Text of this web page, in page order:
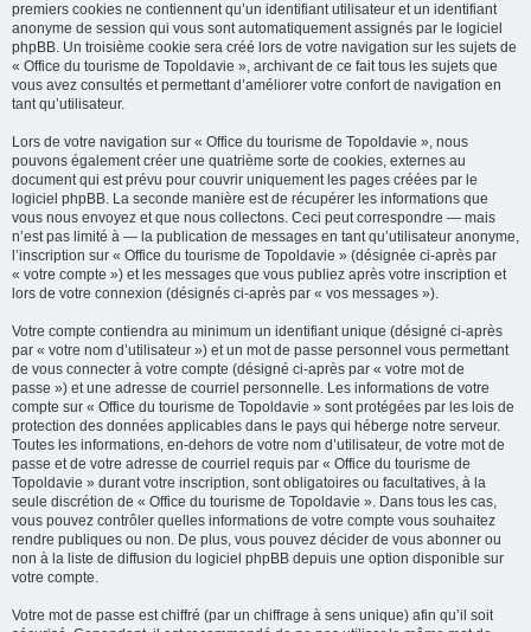
premiers cookies ne contiennent qu’un identifiant utilisateur et un identifiant
anonyme de session qui vous sont automatiquement assignés par le logiciel
phpBB. Un troisième cookie sera créé lors de votre navigation sur les sujets de
« Office du tourisme de Topoldavie », archivant de ce fait tous les sujets que
vous avez consultés et permettant d’améliorer votre confort de navigation en
tant qu’utilisateur.
Lors de votre navigation sur « Office du tourisme de Topoldavie », nous
pouvons également créer une quatrième sorte de cookies, externes au
document qui est prévu pour couvrir uniquement les pages créées par le
logiciel phpBB. La seconde manière est de récupérer les informations que
vous nous envoyez et que nous collectons. Ceci peut correspondre — mais
n’est pas limité à — la publication de messages en tant qu’utilisateur anonyme,
l’inscription sur « Office du tourisme de Topoldavie » (désignée ci-après par
« votre compte ») et les messages que vous publiez après votre inscription et
lors de votre connexion (désignés ci-après par « vos messages »).
Votre compte contiendra au minimum un identifiant unique (désigné ci-après
par « votre nom d’utilisateur ») et un mot de passe personnel vous permettant
de vous connecter à votre compte (désigné ci-après par « votre mot de
passe ») et une adresse de courriel personnelle. Les informations de votre
compte sur « Office du tourisme de Topoldavie » sont protégées par les lois de
protection des données applicables dans le pays qui héberge notre serveur.
Toutes les informations, en-dehors de votre nom d’utilisateur, de votre mot de
passe et de votre adresse de courriel requis par « Office du tourisme de
Topoldavie » durant votre inscription, sont obligatoires ou facultatives, à la
seule discrétion de « Office du tourisme de Topoldavie ». Dans tous les cas,
vous pouvez contrôler quelles informations de votre compte vous souhaitez
rendre publiques ou non. De plus, vous pouvez décider de vous abonner ou
non à la liste de diffusion du logiciel phpBB depuis une option disponible sur
votre compte.
Votre mot de passe est chiffré (par un chiffrage à sens unique) afin qu’il soit